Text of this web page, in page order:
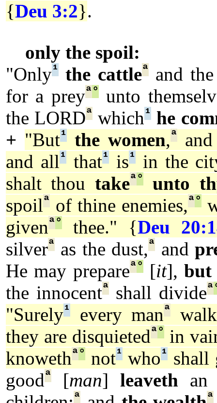
{Deu 3:2}.
only the spoil:
"Only¹ the cattleªand
for a preyª°unto
the LORDª which¹ he
+ "But¹ the women,ª
and all¹that¹is¹in the
shalt thou takeª°unto
spoilª of thine enemies,ª°
givenª° thee." {Deu
silverª as the dust,ª and
He may prepareª°[it],but
the innocentªshall divideª
"Surely¹ every manª
they are disquietedª° in
knowethª° not¹who¹ shall
goodª [man] leaveth an
ª ª